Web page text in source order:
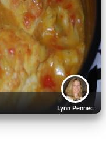
Lynn Pennec